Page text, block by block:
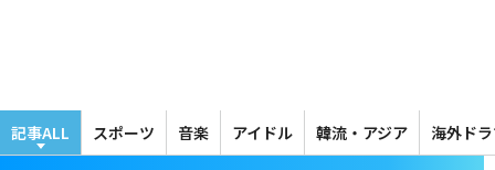
テ
ン
記事ALL スポーツ 音楽 アイドル 韓流・アジア 海外ド